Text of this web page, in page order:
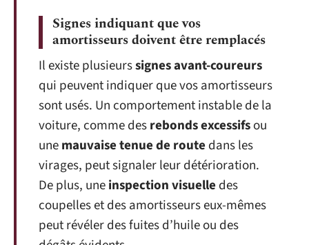
Signes indiquant que vos
amortisseurs doivent être remplacés
Il existe plusieurssignes avant-coureurs
qui peuvent indiquer que vos amortisseurs
sont usés. Un comportement instable de la
voiture, comme desrebonds excessifsou
unemauvaise tenue de route dans les
virages, peut signaler leur détérioration.
De plus, uneinspection visuelle des
coupelles et des amortisseurs eux-mêmes
peut révéler des fuites d’huile ou des